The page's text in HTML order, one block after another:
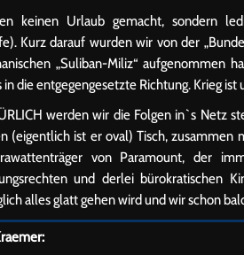
keinen Urlaub gemacht, sondern
Kurz darauf wurden wir von der
„Suliban-Miliz“ aufgenommen
in die entgegengesetzte Richtung. Krieg
werden wir die Folgen in`s Netz
(eigentlich ist er oval) Tisch,
von Paramount, der
und derlei bürokratischen
alles glatt gehen wird und wir schon